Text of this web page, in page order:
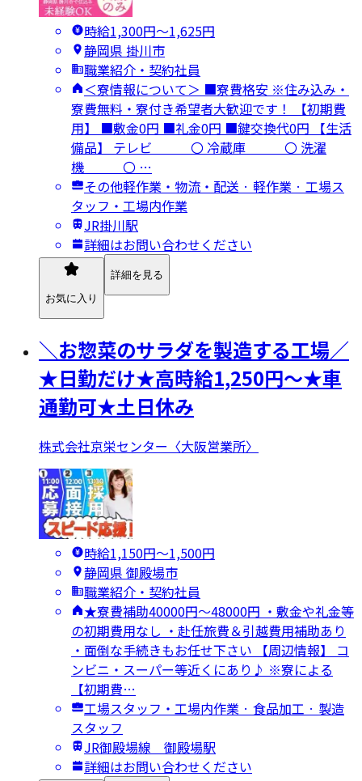
時給1,300円〜1,625円
静岡県 掛川市
職業紹介・契約社員
＜寮情報について＞ ■寮費格安 ※住み込み・
寮費無料・寮付き希望者大歓迎です！ 【初期費
用】 ■敷金0円 ■礼金0円 ■鍵交換代0円 【生活
備品】 テレビ 〇 冷蔵庫 〇 洗濯
機 〇 …
その他軽作業・物流・配送 · 軽作業 · 工場ス
タッフ・工場内作業
JR掛川駅
詳細はお問い合わせください
お気に入り
詳細を見る
＼お惣菜のサラダを製造する工場／
★日勤だけ★高時給1,250円～★車
通勤可★土日休み
株式会社京栄センター〈大阪営業所〉
時給1,150円〜1,500円
静岡県 御殿場市
職業紹介・契約社員
★寮費補助40000円～48000円 ・敷金や礼金等
の初期費用なし ・赴任旅費＆引越費用補助あり
・面倒な手続きもお任せ下さい 【周辺情報】 コ
ンビニ・スーパー等近くにあり♪ ※寮による
【初期費…
工場スタッフ・工場内作業 · 食品加工 · 製造
スタッフ
JR御殿場線 御殿場駅
詳細はお問い合わせください